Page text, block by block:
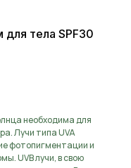
тела SPF30
необходима для
Лучи типа UVA
фотопигментации и
UVB лучи, в свою